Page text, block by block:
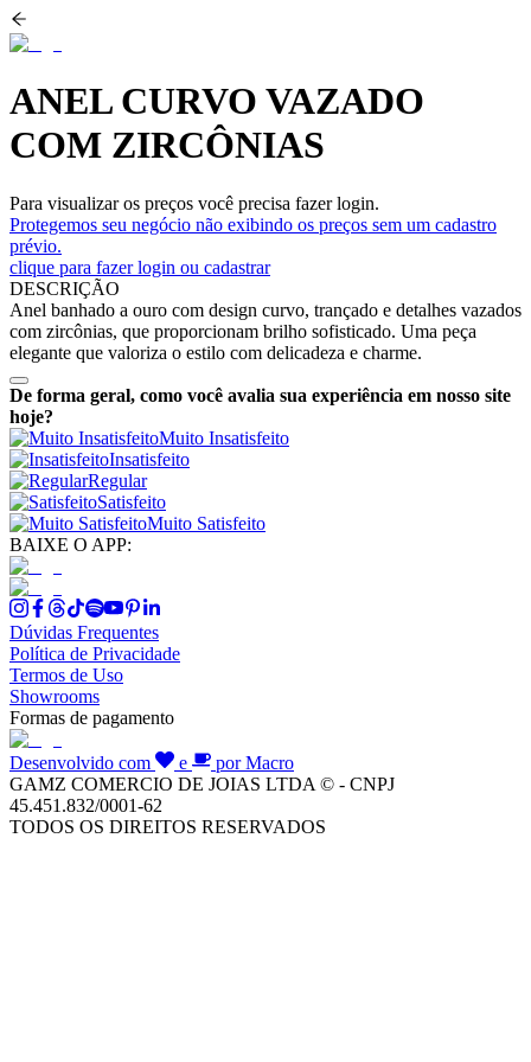
ANEL CURVO VAZADO
COM ZIRCÔNIAS
Para visualizar os preços você precisa fazer login.
Protegemos seu negócio não exibindo os preços sem um cadastro
prévio.
clique para fazer login ou cadastrar
DESCRIÇÃO
Anel banhado a ouro com design curvo, trançado e detalhes vazados
com zircônias, que proporcionam brilho sofisticado. Uma peça
elegante que valoriza o estilo com delicadeza e charme.
De forma geral, como você avalia sua experiência em nosso site
hoje?
Muito Insatisfeito
Insatisfeito
Regular
Satisfeito
Muito Satisfeito
BAIXE O APP:
Dúvidas Frequentes
Política de Privacidade
Termos de Uso
Showrooms
Formas de pagamento
Desenvolvido com e
por Macro
GAMZ COMERCIO DE JOIAS LTDA © - CNPJ
45.451.832/0001-62
TODOS OS DIREITOS RESERVADOS